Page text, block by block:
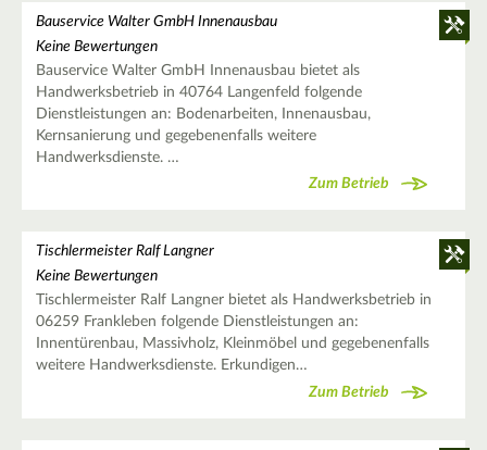
Bauservice Walter GmbH Innenausbau
Keine Bewertungen
Bauservice Walter GmbH Innenausbau bietet als
Handwerksbetrieb in 40764 Langenfeld folgende
Dienstleistungen an: Bodenarbeiten, Innenausbau,
Kernsanierung und gegebenenfalls weitere
Handwerksdienste. …
Zum Betrieb
Tischlermeister Ralf Langner
Keine Bewertungen
Tischlermeister Ralf Langner bietet als Handwerksbetrieb in
06259 Frankleben folgende Dienstleistungen an:
Innentürenbau, Massivholz, Kleinmöbel und gegebenenfalls
weitere Handwerksdienste. Erkundigen…
Zum Betrieb